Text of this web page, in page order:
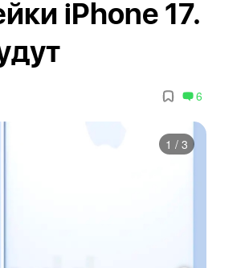
iPhone 17.
6
1 / 3